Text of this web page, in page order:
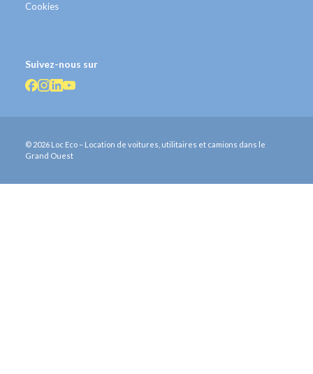
Cookies
Suivez-nous sur
© 2026 Loc Eco – Location de voitures, utilitaires et camions dans le
Grand Ouest